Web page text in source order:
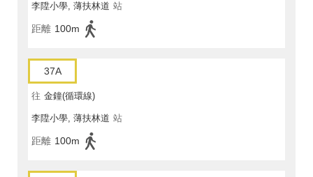
李陞小學, 薄扶林道 站
距離 100m
37A
往 金鐘(循環線)
李陞小學, 薄扶林道 站
距離 100m